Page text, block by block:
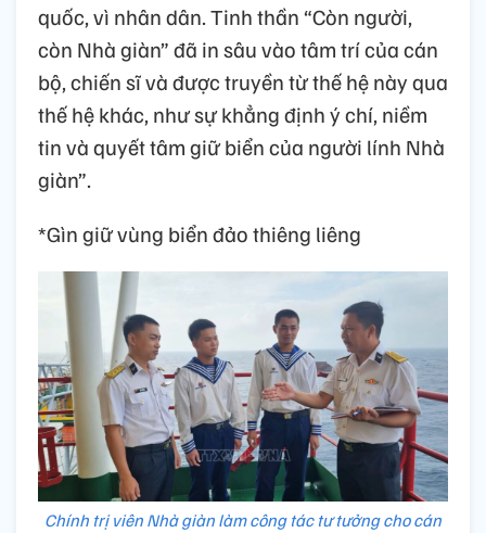
quốc, vì nhân dân. Tinh thần “Còn người,
còn Nhà giàn” đã in sâu vào tâm trí của cán
bộ, chiến sĩ và được truyền từ thế hệ này qua
thế hệ khác, như sự khẳng định ý chí, niềm
tin và quyết tâm giữ biển của người lính Nhà
giàn”.
*Gìn giữ vùng biển đảo thiêng liêng
Chính trị viên Nhà giàn làm công tác tư tưởng cho cán